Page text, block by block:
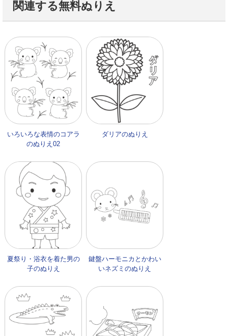
関連する無料ぬりえ
いろいろな表情のコアラ
のぬりえ02
ダリアのぬりえ
夏祭り・浴衣を着た男の
子のぬりえ
鍵盤ハーモニカとかわい
いネズミのぬりえ